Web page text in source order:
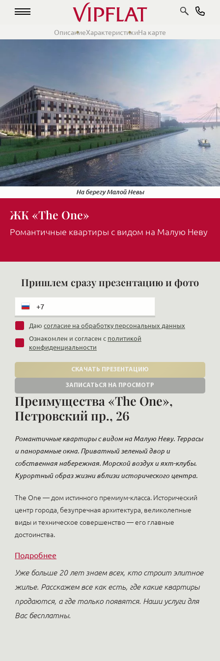
ОписаниеХарактеристикиНа карте
На берегу Малой Невы
ЖК «The One»
Романтичные квартиры с видом на Малую Неву
Пришлем сразу презентацию и фото
Даю согласие на обработку персональных данных
Ознакомлен и согласен с политикой
конфиденциальности
СКАЧАТЬ ПРЕЗЕНТАЦИЮ
ЗАПИСАТЬСЯ НА ПРОСМОТР
Преимущества «The One»,
Петровский пр., 26
Романтичные квартиры с видом на Малую Неву. Террасы
и панорамные окна. Приватный зеленый двор и
собственная набережная. Морской воздух и яхт-клубы.
Курортный образ жизни вблизи исторического центра.
The One — дом истинного премиум-класса. Исторический
центр города, безупречная архитектура, великолепные
виды и техническое совершенство — его главные
достоинства.
Подробнее
Уже больше 20 лет знаем всех, кто строит элитное
жилье. Расскажем все как есть, где какие квартиры
продаются, а где только появятся. Наши услуги для
Вас бесплатны.